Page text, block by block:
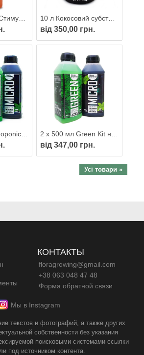
10 л Кокосовий субстрат із агроперлітом у тканинному горщику Grow Bag від FloraGrowing готовий до вирощування
від 350,00 грн.
від 347,00 грн.
Усі товари »
КОНТАКТЫ
floragrowing@gmail.com
+38 063 048 47 48
Форма обратной связи
Мы в Instagram
текстов и фотографий, а также других
собственности без указания
поисковыми системами ссылки
под источником контента.